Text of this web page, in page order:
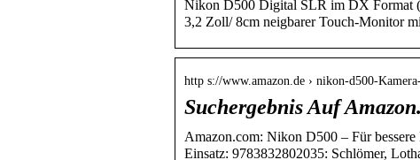
Nikon D500 Digital SLR im DX Format
3,2 Zoll/ 8cm neigbarer Touch-Monitor
http s://www.amazon.de › nikon-d500-
Suchergebnis Auf
Amazon.com: Nikon D500 – Für
Einsatz: 9783832802035: Schlömer,